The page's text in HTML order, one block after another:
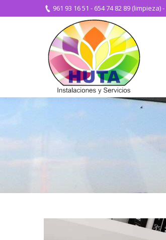
961 93 16 51 - 654 74 82 89 (limpieza)-